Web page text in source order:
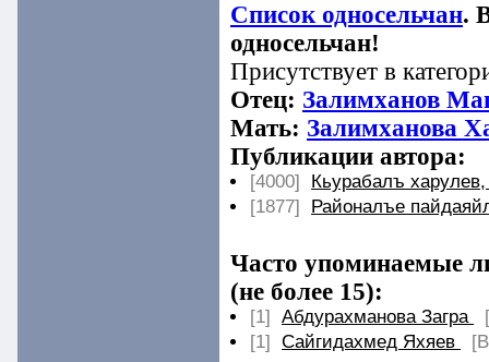
Список односельчан.
односельчан!
Присутствует в
Отец: Залимханов
Мать: Залимханова
Публикации автора:
[4000]
Кьурабалъ харулев,
[1877]
Районалъе
Часто упоминаемые
(не более 15):
[1] Абдурахманова Загра
[1] Сайгидахмед Яхяев